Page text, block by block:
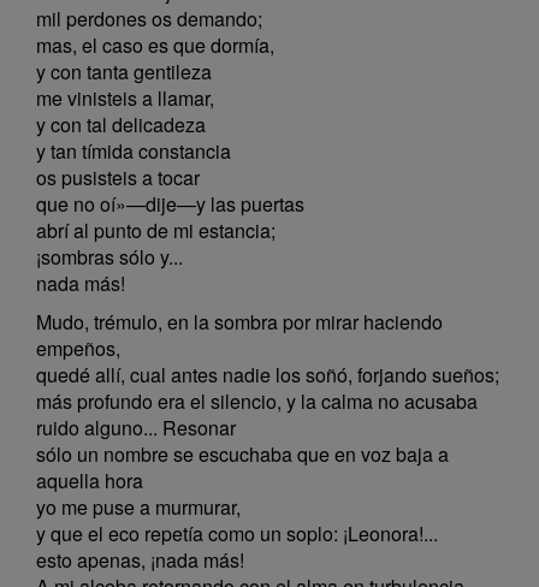
mil perdones os demando;
mas, el caso es que dormía,
y con tanta gentileza
me vinisteis a llamar,
y con tal delicadeza
y tan tímida constancia
os pusisteis a tocar
que no oí»—dije—y las puertas
abrí al punto de mi estancia;
¡sombras sólo y...
nada más!
Mudo, trémulo, en la sombra por mirar haciendo
empeños,
quedé allí, cual antes nadie los soñó, forjando sueños;
más profundo era el silencio, y la calma no acusaba
ruido alguno... Resonar
sólo un nombre se escuchaba que en voz baja a
aquella hora
yo me puse a murmurar,
y que el eco repetía como un soplo: ¡Leonora!...
esto apenas, ¡nada más!